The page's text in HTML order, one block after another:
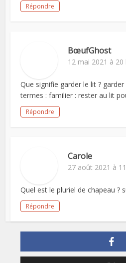
Répondre
BœufGhost
12 mai 2021 à 20
Que signifie garder le lit ?
termes : familier : rester au lit
Répondre
Carole
27 août 2021 à
Quel est le pluriel de chapeau ?
Répondre